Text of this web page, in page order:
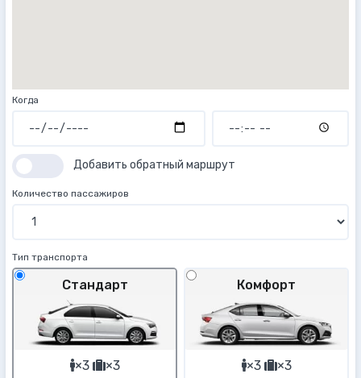
Когда
Добавить обратный маршрут
Количество пассажиров
Тип транспорта
Стандарт
×3 ×3
Комфорт
×3 ×3